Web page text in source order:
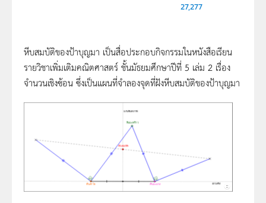
27,277
หีบสมบัติของป้าบุญมา เป็นสื่อประกอบกิจกรรมในหนังสือเรียน
รายวิชาเพิ่มเติมคณิตศาสตร์ ชั้นมัธยมศึกษาปีที่ 5 เล่ม 2 เรื่อง
จำนวนเชิงซ้อน ซึ่งเป็นแผนที่จำลองจุดที่ฝังหีบสมบัติของป้าบุญมา